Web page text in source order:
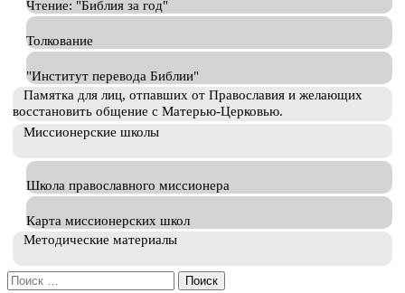
Чтение: "Библия за год"
Толкование
"Институт перевода Библии"
Памятка для лиц, отпавших от Православия и желающих
восстановить общение с Матерью-Церковью.
Миссионерские школы
Школа православного миссионера
Карта миссионерских школ
Методические материалы
Искать: